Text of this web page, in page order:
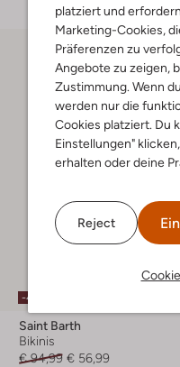
platziert und
Marketing-Cookies,
Präferenzen zu
Angebote zu zeigen,
Zustimmung. Wenn
werden nur die
Cookies platziert. Du
Einstellungen"
erhalten oder deine
Reject
-40%
Saint Barth
Bikinis
€ 94,99 € 56,99